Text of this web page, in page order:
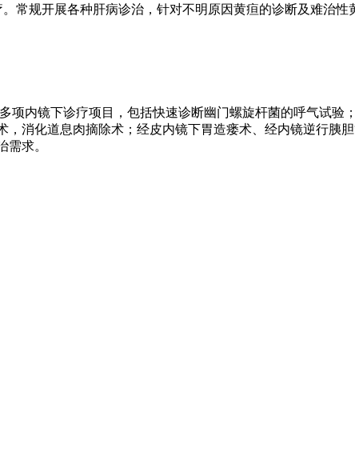
。常规开展各种肝病诊治，针对不明原因黄疸的诊断及难治性
项内镜下诊疗项目，包括快速诊断幽门螺旋杆菌的呼气试验
消化道息肉摘除术；经皮内镜下胃造瘘术、经内镜逆行胰
求。